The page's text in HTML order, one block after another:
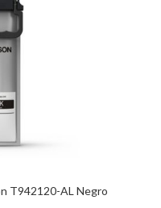
T942120-AL Negro